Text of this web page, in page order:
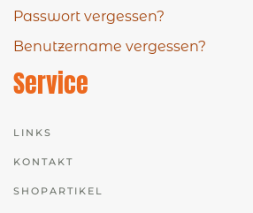
Passwort vergessen?
Benutzername vergessen?
Service
LINKS
KONTAKT
SHOPARTIKEL